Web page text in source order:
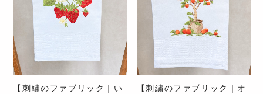
【刺繍のファブリック｜い
【刺繍のファブリック｜オ